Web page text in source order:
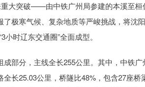
大突破——由中铁广州局参建的本溪至
极寒气候、复杂地质等严峻挑战，将沈
时辽东交通圈”全面成型。
部分，主线全长255公里。其中，中铁
长25.03公里，桥隧比48%，包含27座桥